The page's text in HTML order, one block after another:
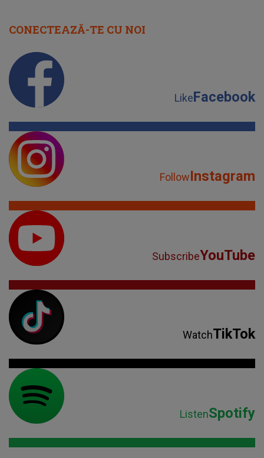
CONECTEAZĂ-TE CU NOI
LikeFacebook
FollowInstagram
SubscribeYouTube
WatchTikTok
ListenSpotify